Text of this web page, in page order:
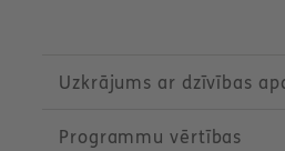
Uzkrājums ar dzīvības
Programmu vērtības